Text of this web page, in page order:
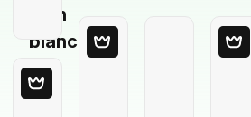
in
bianco